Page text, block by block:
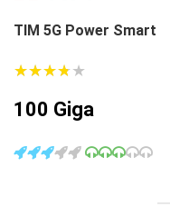
TIM 5G Power Smart
★★★★★
★★★★★
100 Giga